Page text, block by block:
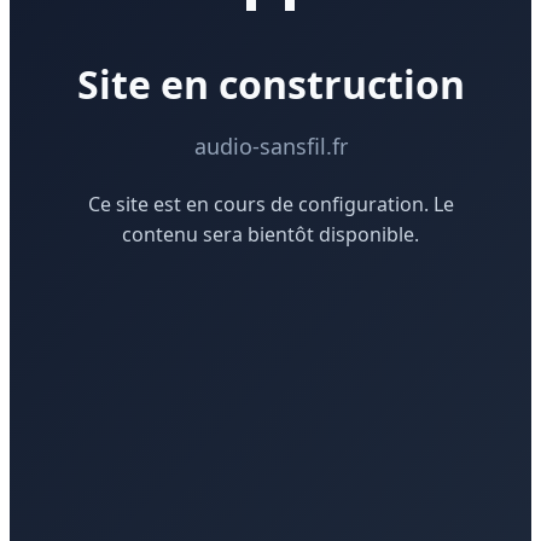
Site en construction
audio-sansfil.fr
Ce site est en cours de configuration. Le
contenu sera bientôt disponible.